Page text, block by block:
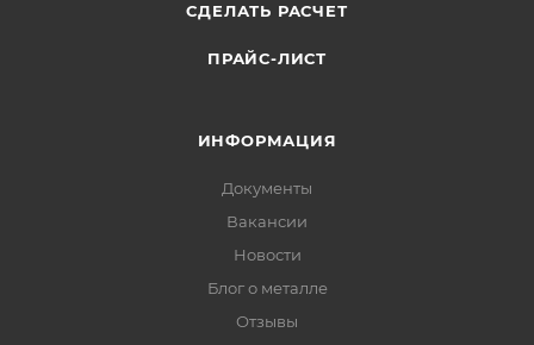
СДЕЛАТЬ РАСЧЕТ
ПРАЙС-ЛИСТ
ИНФОРМАЦИЯ
Документы
Вакансии
Новости
Блог о металле
Отзывы